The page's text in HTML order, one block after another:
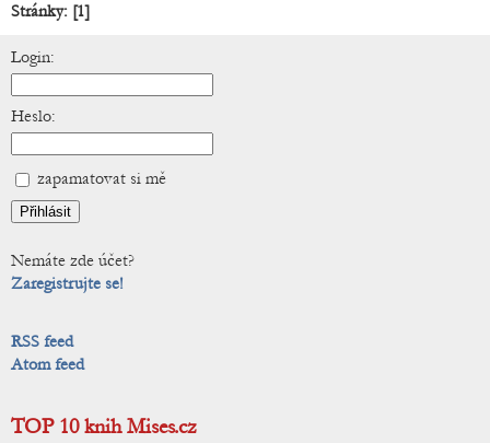
Stránky: [1]
Login:
Heslo:
zapamatovat si mě
Nemáte zde účet?
Zaregistrujte se!
RSS feed
Atom feed
TOP 10 knih Mises.cz